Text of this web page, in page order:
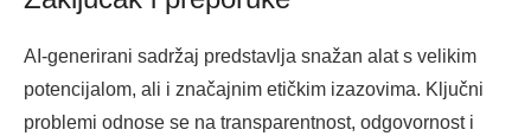
AI-generirani sadržaj predstavlja snažan alat s velikim
potencijalom, ali i značajnim etičkim izazovima. Ključni
problemi odnose se na transparentnost, odgovornost i